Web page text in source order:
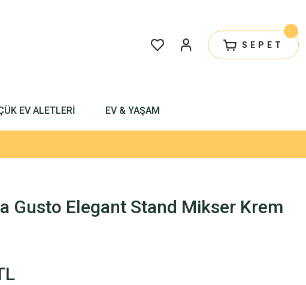
SEPET
EV ALETLERİ EV & YAŞAM
Gusto Elegant Stand Mikser Krem